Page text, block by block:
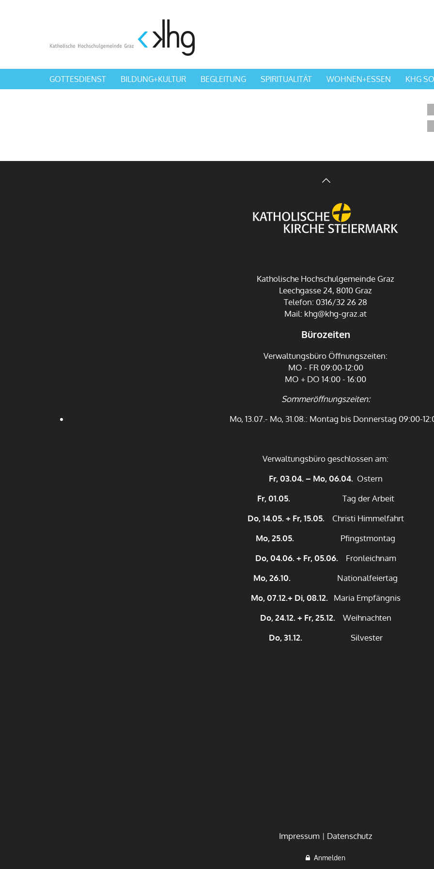
GOTTESDIENST BILDUNG+KULTUR BEGLEITUNG SPIRITUALITÄT WOHNEN+ESSEN KHG
Katholische Hochschulgemeinde Graz
Leechgasse 24, 8010 Graz
Telefon: 0316/32 26 28
Mail: khg@khg-graz.at
Bürozeiten
Verwaltungsbüro Öffnungszeiten:
MO - FR 09:00-12:00
MO + DO 14:00 - 16:00
Sommeröffnungszeiten:
Mo, 13.07.- Mo, 31.08.: Montag bis Donnerstag 09:00-
Verwaltungsbüro geschlossen am:
Fr, 03.04. – Mo, 06.04.Ostern
Fr, 01.05.Tag der Arbeit
Do, 14.05. + Fr, 15.05.Christi Himmelfahrt
Mo, 25.05. Pfingstmontag
Do, 04.06. + Fr, 05.06.Fronleichnam
Mo, 26.10.
Nationalfeiertag
Mo, 07.12.+ Di, 08.12.Maria Empfängnis
Do, 24.12. + Fr, 25.12.Weihnachten
Do, 31.12.Silvester
Impressum Datenschutz
Anmelden